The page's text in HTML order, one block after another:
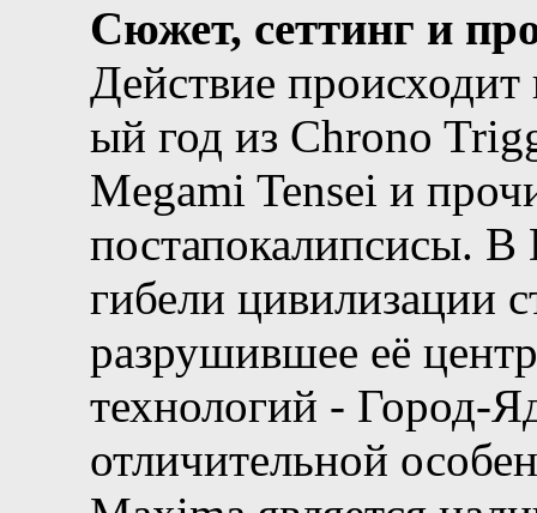
Сюжет, сеттинг и
Действие
ый год из Chrono
Megami Tensei и
постапокалипсисы.
гибели цивилизации
разрушившее её
технологий - Город-
отличительной